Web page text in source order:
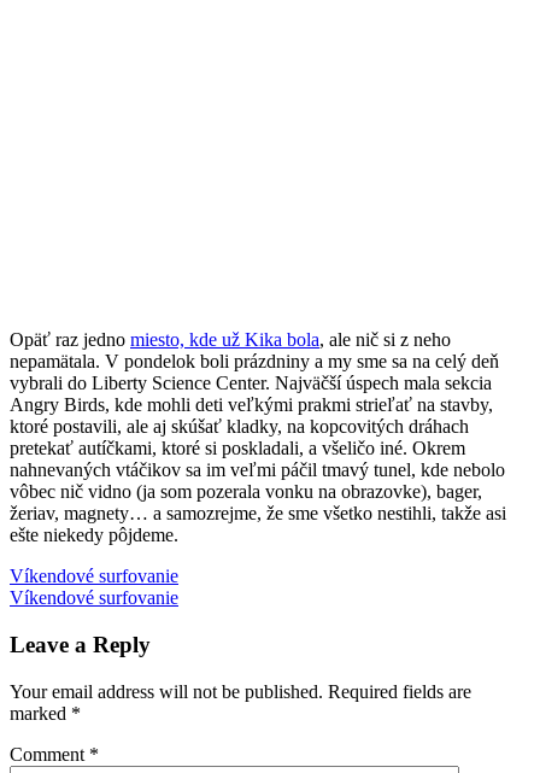
Opäť raz jedno miesto, kde už Kika bola, ale nič si z neho
nepamätala. V pondelok boli prázdniny a my sme sa na celý deň
vybrali do Liberty Science Center. Najväčší úspech mala sekcia
Angry Birds, kde mohli deti veľkými prakmi strieľať na stavby,
ktoré postavili, ale aj skúšať kladky, na kopcovitých dráhach
pretekať autíčkami, ktoré si poskladali, a všeličo iné. Okrem
nahnevaných vtáčikov sa im veľmi páčil tmavý tunel, kde nebolo
vôbec nič vidno (ja som pozerala vonku na obrazovke), bager,
žeriav, magnety… a samozrejme, že sme všetko nestihli, takže asi
ešte niekedy pôjdeme.
angry
birdsLiberty
CenterNew
výlet
s
deťmi
Post
navigation
Previous
Post:
Víkendové surfovanie
Next
Víkendové surfovanie
Leave a Reply
Your email address will not be published. Required fields are
marked *
Comment *